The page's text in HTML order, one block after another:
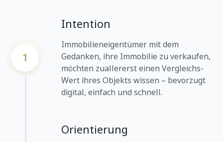
1
Intention
Immobilieneigentümer mit dem
Gedanken, ihre Immobilie zu verkaufen,
möchten zuallererst einen Vergleichs-
Wert ihres Objekts wissen – bevorzugt
digital, einfach und schnell.
Orientierung